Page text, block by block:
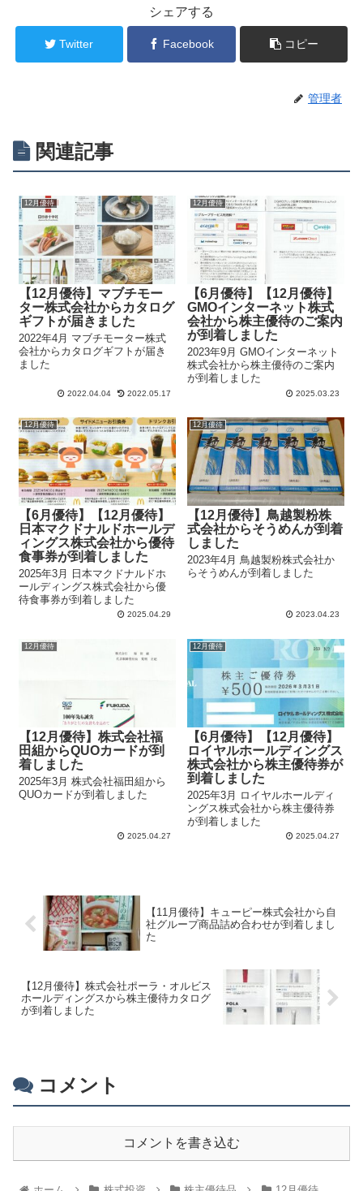
シェアする
Twitter Facebook コピー
管理者
関連記事
12月優待
【12月優待】マブチモー
ター株式会社からカタログ
ギフトが届きました
2022年4月 マブチモーター株式
会社からカタログギフトが届き
ました
2022.04.04 2022.05.17
12月優待
【6月優待】【12月優待】
GMOインターネット株式
会社から株主優待のご案内
が到着しました
2023年9月 GMOインターネット
株式会社から株主優待のご案内
が到着しました
2025.03.23
12月優待
【6月優待】【12月優待】
日本マクドナルドホールデ
ィングス株式会社から優待
食事券が到着しました
2025年3月 日本マクドナルドホ
ールディングス株式会社から優
待食事券が到着しました
2025.04.29
12月優待
【12月優待】鳥越製粉株
式会社からそうめんが到着
しました
2023年4月 鳥越製粉株式会社か
らそうめんが到着しました
2023.04.23
12月優待
【12月優待】株式会社福
田組からQUOカードが到
着しました
2025年3月 株式会社福田組から
QUOカードが到着しました
2025.04.27
12月優待
【6月優待】【12月優待】
ロイヤルホールディングス
株式会社から株主優待券が
到着しました
2025年3月 ロイヤルホールディ
ングス株式会社から株主優待券
が到着しました
2025.04.27
【11月優待】キューピー株式会社から自
社グループ商品詰め合わせが到着しまし
た
【12月優待】株式会社ポーラ・オルビス
ホールディングスから株主優待カタログ
が到着しました
コメント
コメントを書き込む